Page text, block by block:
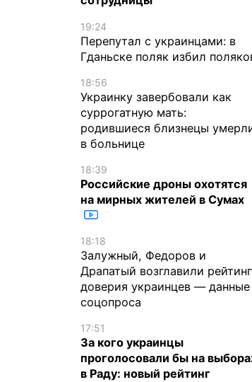
19:24
Перепутал с украинцами: в
Гданьске поляк избил
18:56
Украинку завербовали как
суррогатную мать:
родившиеся близнецы
в больнице
18:39
Российские дроны охотятся
на мирных жителей в Сумах
18:18
Залужный, Федоров и
Драпатый возглавили рейтинг
доверия украинцев — данные
соцопроса
17:51
За кого украинцы
проголосовали бы на
в Раду: новый рейтинг